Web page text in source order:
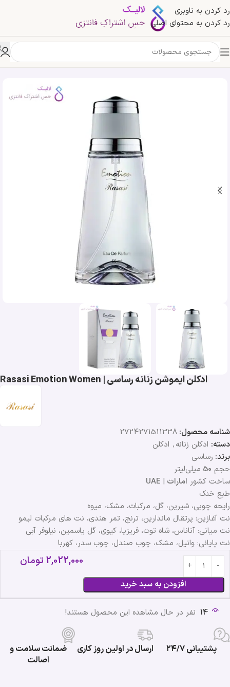
رد کردن به ناوبری
رد کردن به محتوای اصلی
خانه »فروشگاه »ادکلن ایموشن زنانه رساسی | Rasasi Emotion Women
ادکلن ایموشن زنانه رساسی | Rasasi Emotion Women
شناسه محصول: 2724271511338
دسته: ادکلن زنانه, ادکلن
برند: رساسی
حجم 50 میلی‌لیتر
ساخت کشور امارات |
UAE
طبع خنک
رایحه چوبی، شیرین، گل، مرکبات، مشک، میوه
نت آغازین: پرتقال ماندارین، ترنج، تمر هندی، نت های مرکبات لیمو
نت میانی: آناناس، شاه توت، فریزیا، کیوی، گل یاسمین، نیلوفر آبی
نت پایانی: وانیل، مشک، چوب صندل، چوب سدر، کهربا
افزودن به سبد خرید
2,022,000 تومان
14 نفر در حال مشاهده این محصول هستند!
پشتیبانی ۲۴/۷ ارسال در اولین روز کاری
ضمانت سلامت و
اصالت